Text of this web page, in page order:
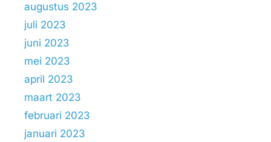
augustus 2023
juli 2023
juni 2023
mei 2023
april 2023
maart 2023
februari 2023
januari 2023